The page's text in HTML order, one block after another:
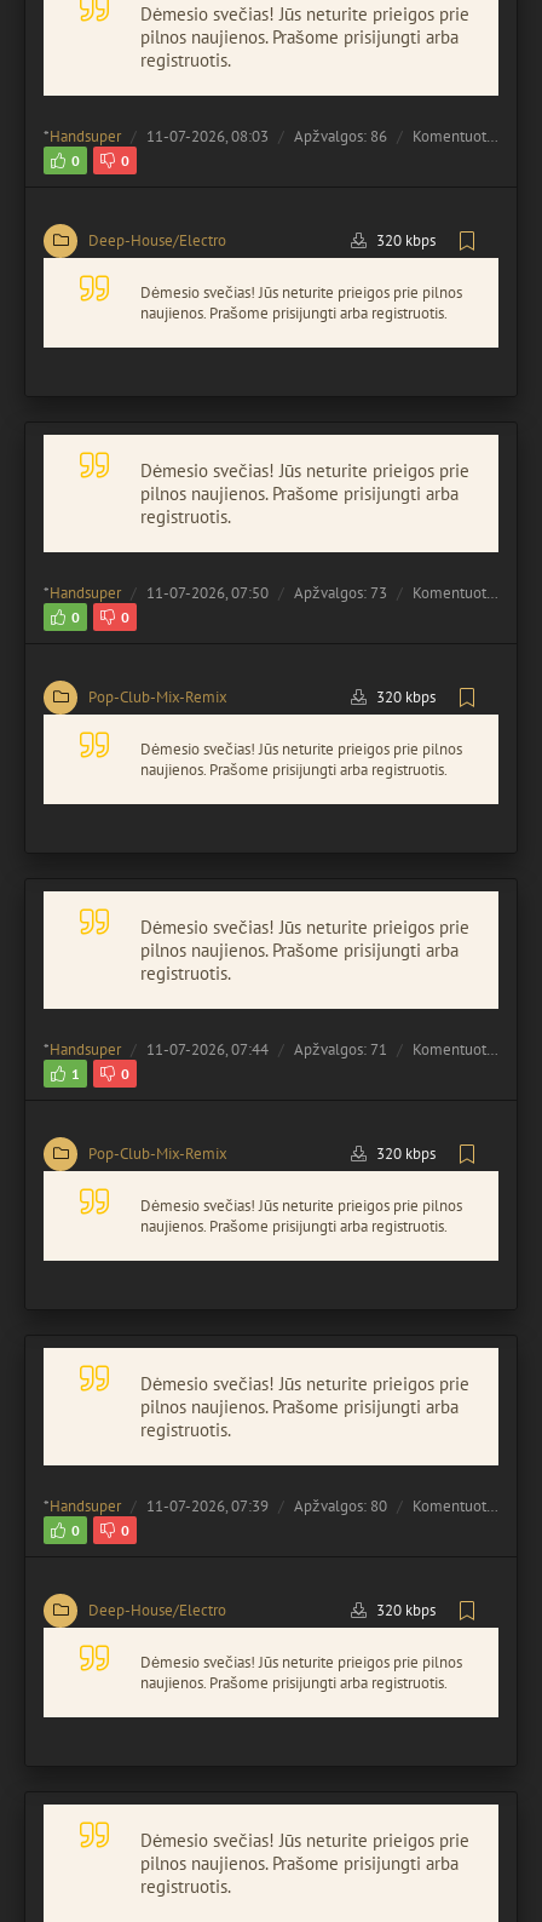
Dėmesio svečias! Jūs neturite prieigos prie
pilnos naujienos. Prašome prisijungti arba
registruotis.
*Handsuper 11-07-2026, 08:03 Apžvalgos: 86 Komentuota:
0 0
Deep-House/Electro 320 kbps
Dėmesio svečias! Jūs neturite prieigos prie pilnos
naujienos. Prašome prisijungti arba registruotis.
Dėmesio svečias! Jūs neturite prieigos prie
pilnos naujienos. Prašome prisijungti arba
registruotis.
*Handsuper 11-07-2026, 07:50 Apžvalgos: 73 Komentuota:
0 0
Pop-Club-Mix-Remix 320 kbps
Dėmesio svečias! Jūs neturite prieigos prie pilnos
naujienos. Prašome prisijungti arba registruotis.
Dėmesio svečias! Jūs neturite prieigos prie
pilnos naujienos. Prašome prisijungti arba
registruotis.
*Handsuper 11-07-2026, 07:44 Apžvalgos: 71 Komentuota:
1 0
Pop-Club-Mix-Remix 320 kbps
Dėmesio svečias! Jūs neturite prieigos prie pilnos
naujienos. Prašome prisijungti arba registruotis.
Dėmesio svečias! Jūs neturite prieigos prie
pilnos naujienos. Prašome prisijungti arba
registruotis.
*Handsuper 11-07-2026, 07:39 Apžvalgos: 80 Komentuota:
0 0
Deep-House/Electro 320 kbps
Dėmesio svečias! Jūs neturite prieigos prie pilnos
naujienos. Prašome prisijungti arba registruotis.
Dėmesio svečias! Jūs neturite prieigos prie
pilnos naujienos. Prašome prisijungti arba
registruotis.